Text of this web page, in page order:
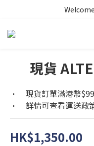
現貨
•	現貨訂單滿港幣
•	詳情可查看運送政
HK$1,350.00